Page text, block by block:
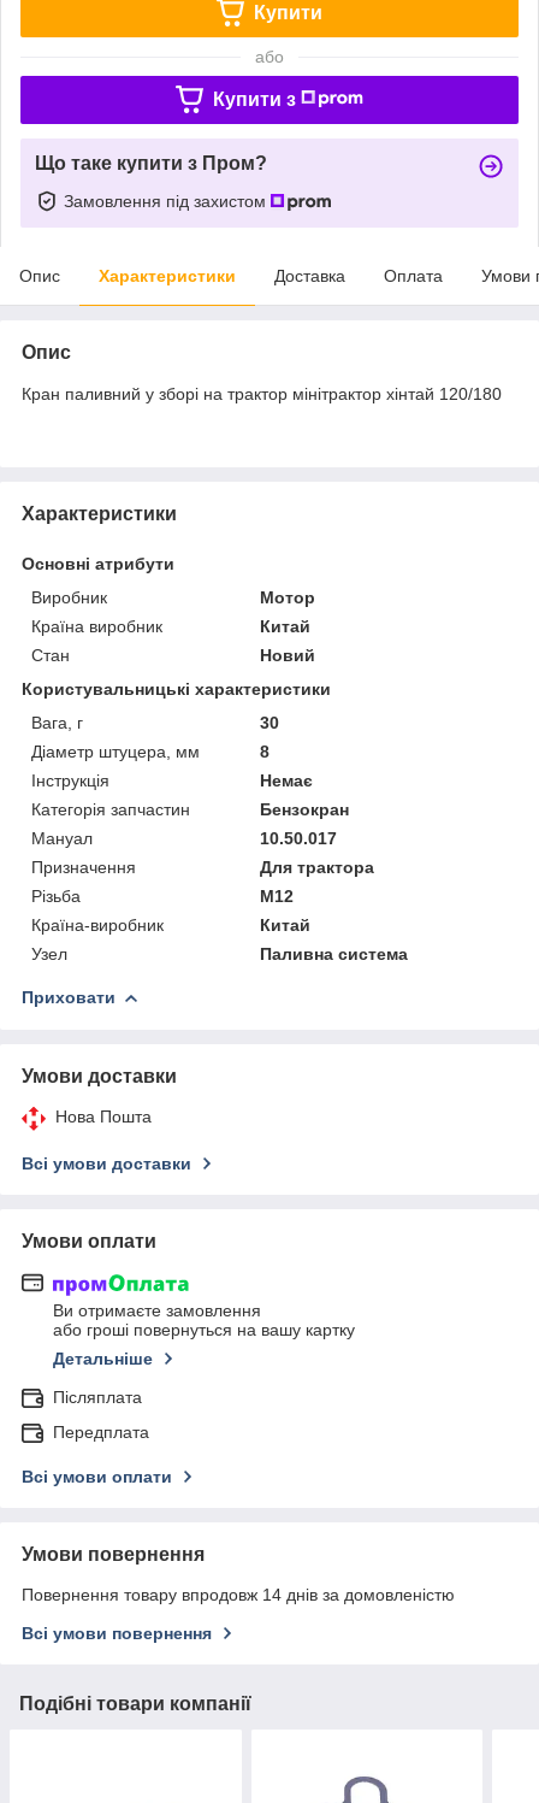
Купити
або
Купити з
Що таке купити з Пром?
Замовлення під захистом
Опис Характеристики Доставка Оплата Умови
Опис
Кран паливний у зборі на трактор мінітрактор хінтай 120/180
Характеристики
Основні атрибути
Виробник
Мотор
Країна виробник
Китай
Стан
Новий
Користувальницькі характеристики
Вага, г
30
Діаметр штуцера, мм
8
Інструкція
Немає
Категорія запчастин
Бензокран
Мануал
10.50.017
Призначення
Для трактора
Різьба
М12
Країна-виробник
Китай
Узел
Паливна система
Приховати
Умови доставки
Нова Пошта
Всі умови доставки
Умови оплати
Ви отримаєте замовлення
або гроші повернуться на вашу картку
Детальніше
Післяплата
Передплата
Всі умови оплати
Умови повернення
Повернення товару впродовж 14 днів за домовленістю
Всі умови повернення
Подібні товари компанії